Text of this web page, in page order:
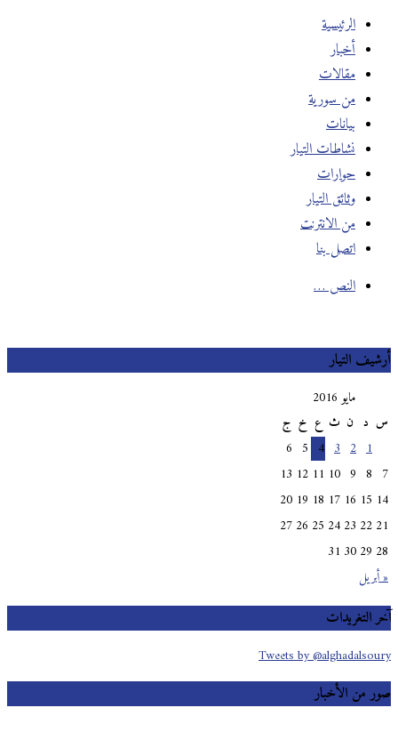
الرئيسية
أخبار
مقالات
من سورية
بيانات
نشاطات التيار
حوارات
وثائق التيار
من الانترنت
اتصل بنا
النص …
التيار
د ن ث ع خ ج
2
3
4
5
6
8
9
10
11
12
13
15
16
17
18
19
20
22
23
24
25
26
27
29
30
31
التغريدات
Tweets by
من الأخبار